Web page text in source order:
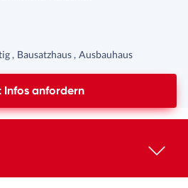
Bausatzhaus Ausbauhaus
Infos anfordern